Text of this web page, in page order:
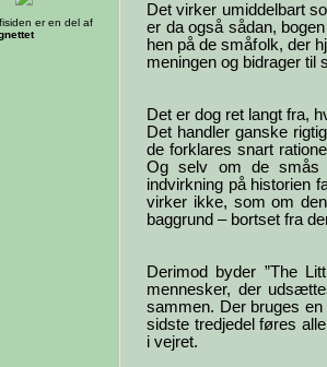
er en del af
Det virker umiddelbart
er da også sådan,
hen på de småfolk, der
meningen og bidrager til
Det er dog ret langt fra,
Det handler ganske
de forklares snart
Og selv om de smås
indvirkning på historien
virker ikke, som om
baggrund – bortset fra
Derimod byder ”The
mennesker, der
sammen. Der bruges
sidste tredjedel føres
i vejret.